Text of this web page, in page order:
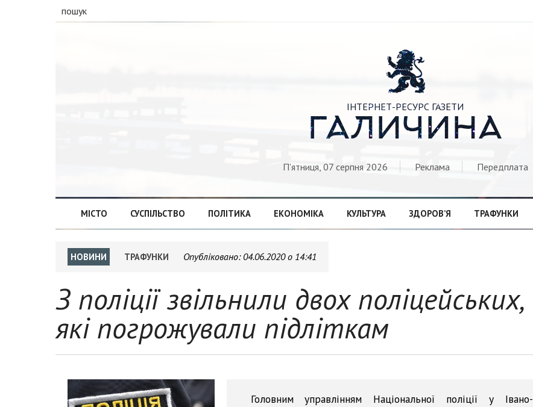
пошук

ІНТЕРНЕТ-РЕСУРС ГАЗЕТИ
ГАЛИЧИНА
П'ятниця, 07 серпня 2026 Реклама Передплата
МІСТО СУСПІЛЬСТВО ПОЛІТИКА ЕКОНОМІКА КУЛЬТУРА ЗДОРОВ’Я ТРАФУНКИ
НОВИНИ ТРАФУНКИ Опубліковано: 04.06.2020 о 14:41
З поліції звільнили двох поліцейських,
які погрожували підліткам
Головним управлінням Національної поліції у Івано-